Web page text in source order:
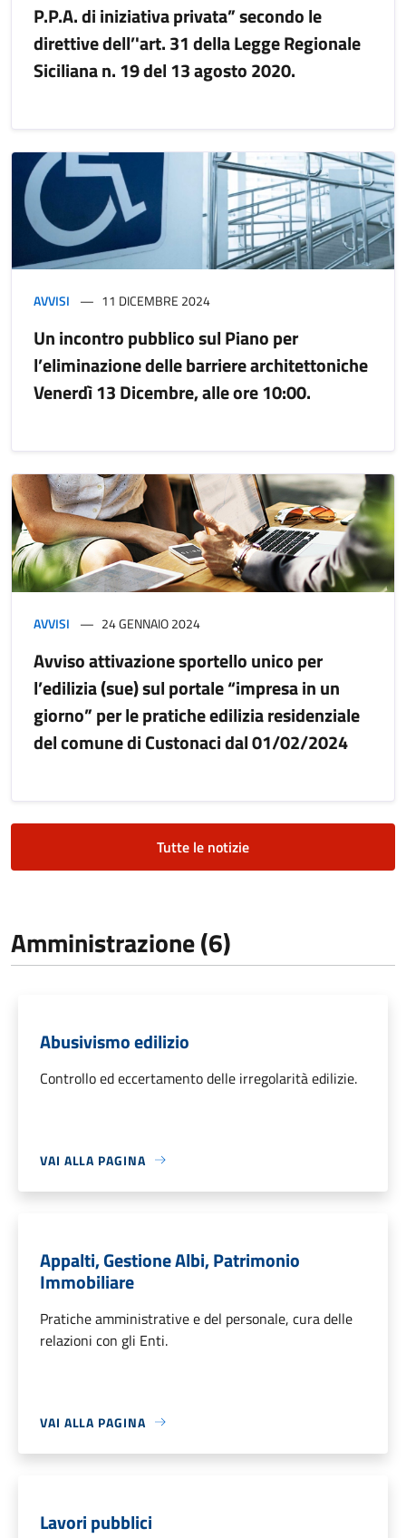
P.P.A. di iniziativa privata” secondo le
direttive dell’'art. 31 della Legge Regionale
Siciliana n. 19 del 13 agosto 2020.
AVVISI 11 DICEMBRE 2024
Un incontro pubblico sul Piano per
l’eliminazione delle barriere architettoniche
Venerdì 13 Dicembre, alle ore 10:00.
AVVISI 24 GENNAIO 2024
Avviso attivazione sportello unico per
l’edilizia (sue) sul portale “impresa in un
giorno” per le pratiche edilizia residenziale
del comune di Custonaci dal 01/02/2024
Tutte le notizie
Amministrazione (6)
Abusivismo edilizio
Controllo ed eccertamento delle irregolarità edilizie.
VAI ALLA PAGINA
Appalti, Gestione Albi, Patrimonio
Immobiliare
Pratiche amministrative e del personale, cura delle
relazioni con gli Enti.
VAI ALLA PAGINA
Lavori pubblici